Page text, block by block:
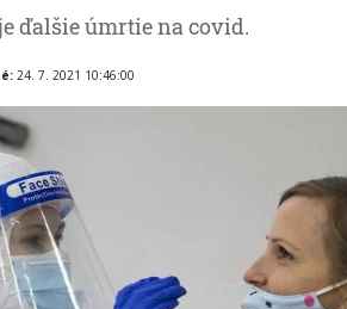
ďalšie úmrtie na covid.
24. 7. 2021 10:46:00